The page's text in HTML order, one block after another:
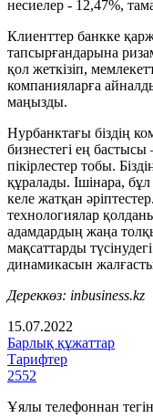
несиелер - 12,47%,
Клиенттер банкке
тапсырғандарына
қол жеткізіп,
компанияларға
маңызды.
Нурбанктағы біздің
бизнестегі ең
пікірлестер тобы.
құралады. Ішінара,
келе жатқан
технологиялар
адамдардың жаңа
мақсаттарды
динамикасын
Дереккөз: inbusiness.kz
15.07.2022
Барлық құжаттар
Тарифтер
2552
Ұялы телефоннан